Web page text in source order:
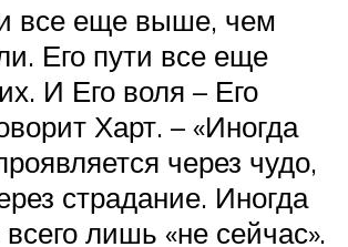
все еще выше, чем
Его пути все еще
И Его воля – Его
Харт. – «Иногда
через чудо,
страдание. Иногда
всего лишь «не сейчас».